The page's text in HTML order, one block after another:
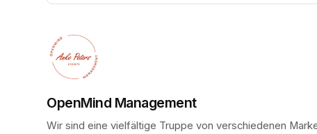
OpenMind Management
Wir sind eine vielfältige Truppe von verschiedenen